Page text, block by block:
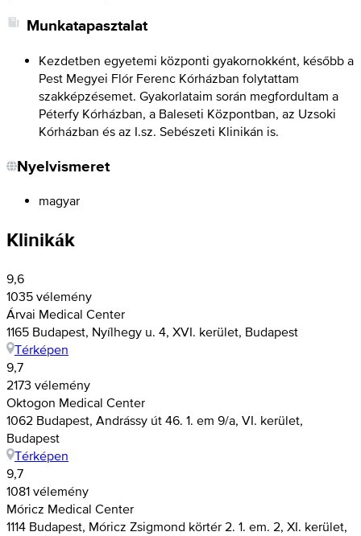
Munkatapasztalat
Kezdetben egyetemi központi gyakornokként, később a
Pest Megyei Flór Ferenc Kórházban folytattam
szakképzésemet. Gyakorlataim során megfordultam a
Péterfy Kórházban, a Baleseti Központban, az Uzsoki
Kórházban és az I.sz. Sebészeti Klinikán is.
Nyelvismeret
magyar
Klinikák
9,6
1035 vélemény
Árvai Medical Center
1165 Budapest, Nyílhegy u. 4, XVI. kerület, Budapest
Térképen
9,7
2173 vélemény
Oktogon Medical Center
1062 Budapest, Andrássy út 46. 1. em 9/a, VI. kerület,
Budapest
Térképen
9,7
1081 vélemény
Móricz Medical Center
1114 Budapest, Móricz Zsigmond körtér 2. 1. em. 2, XI. kerület,